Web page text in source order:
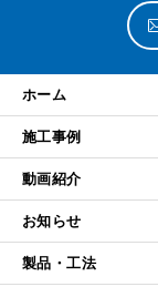
ホーム
施工事例
動画紹介
お知らせ
製品・工法